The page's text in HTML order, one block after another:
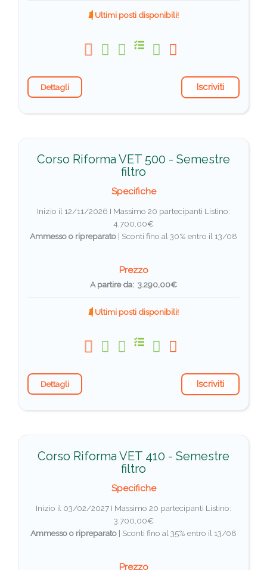
Ultimi posti disponibili!
Dettagli Iscriviti
Corso Riforma VET 500 - Semestre
filtro
Specifiche
Inizio il 12/11/2026 I Massimo 20 partecipanti Listino:
4.700,00€
Ammesso o ripreparato | Sconti fino al 30% entro il 13/08
Prezzo
A partire da: 3.290,00€
Ultimi posti disponibili!
Dettagli Iscriviti
Corso Riforma VET 410 - Semestre
filtro
Specifiche
Inizio il 03/02/2027 I Massimo 20 partecipanti Listino:
3.700,00€
Ammesso o ripreparato | Sconti fino al 35% entro il 13/08
Prezzo